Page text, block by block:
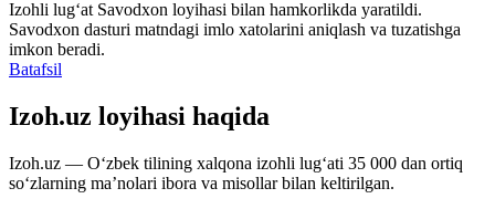
Izohli lugʻat Savodxon loyihasi bilan hamkorlikda yaratildi.
Savodxon dasturi matndagi imlo xatolarini aniqlash va tuzatishga
imkon beradi.
Batafsil
Izoh.uz loyihasi haqida
Izoh.uz — O‘zbek tilining xalqona izohli lug‘ati 35 000 dan ortiq
so‘zlarning ma’nolari ibora va misollar bilan keltirilgan.